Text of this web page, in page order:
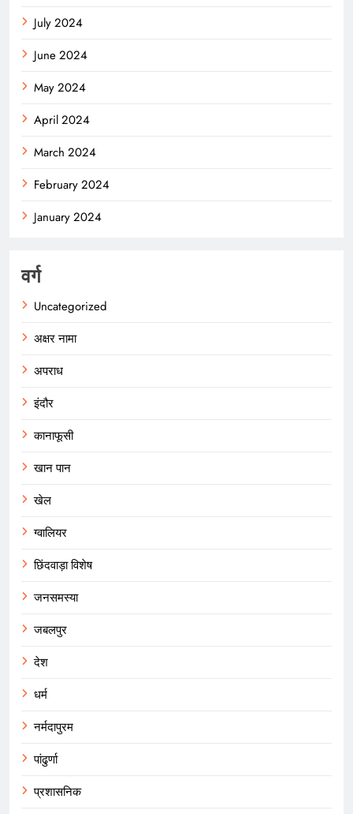
July 2024
June 2024
May 2024
April 2024
March 2024
February 2024
January 2024
वर्ग
Uncategorized
अक्षर नामा
अपराध
इंदौर
कानाफूसी
खान पान
खेल
ग्वालियर
छिंदवाड़ा विशेष
जनसमस्या
जबलपुर
देश
धर्म
नर्मदापुरम
पांढुर्णा
प्रशासनिक